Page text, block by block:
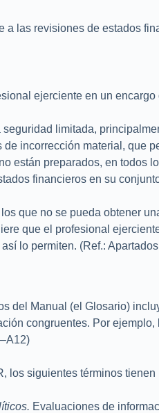
a las revisiones de estados
ejerciente en un
seguridad limitada,
de incorrección material, que
están preparados, en todos
financieros en su
que no se pueda obtener
que el profesional
lo permiten. (Ref.:
del Manual (el Glosario)
congruentes. Por
los siguientes términos
Evaluaciones de